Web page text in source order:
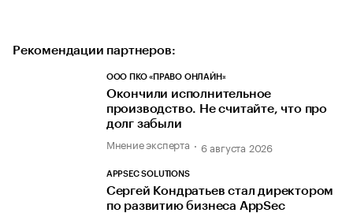
Рекомендации партнеров:
ООО ПКО «ПРАВО ОНЛАЙН»
Окончили исполнительное
производство. Не считайте, что про
долг забыли
Мнение эксперта 6 августа 2026
APPSEC SOLUTIONS
Сергей Кондратьев стал директором
по развитию бизнеса AppSec